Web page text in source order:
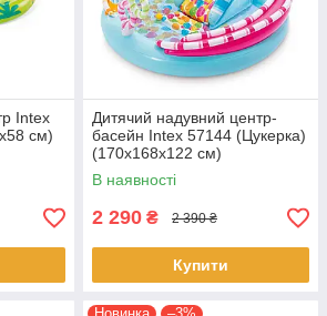
Intex
см)
Дитячий надувний центр-
басейн Intex 57144 (Цукерка)
(170x168x122 см)
В наявності
2 290 ₴ 2 390 ₴
Купити